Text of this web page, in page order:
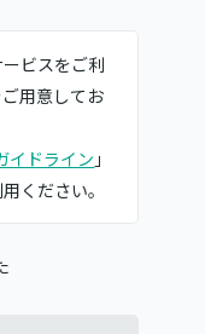
ビスをご利
用意してお
イドライン 」
ください。